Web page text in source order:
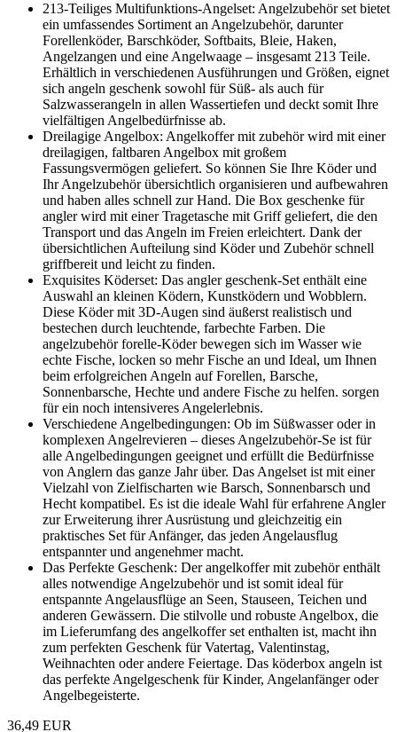
213-Teiliges Multifunktions-Angelset: Angelzubehör set bietet
ein umfassendes Sortiment an Angelzubehör, darunter
Forellenköder, Barschköder, Softbaits, Bleie, Haken,
Angelzangen und eine Angelwaage – insgesamt 213 Teile.
Erhältlich in verschiedenen Ausführungen und Größen, eignet
sich angeln geschenk sowohl für Süß- als auch für
Salzwasserangeln in allen Wassertiefen und deckt somit Ihre
vielfältigen Angelbedürfnisse ab.
Dreilagige Angelbox: Angelkoffer mit zubehör wird mit einer
dreilagigen, faltbaren Angelbox mit großem
Fassungsvermögen geliefert. So können Sie Ihre Köder und
Ihr Angelzubehör übersichtlich organisieren und aufbewahren
und haben alles schnell zur Hand. Die Box geschenke für
angler wird mit einer Tragetasche mit Griff geliefert, die den
Transport und das Angeln im Freien erleichtert. Dank der
übersichtlichen Aufteilung sind Köder und Zubehör schnell
griffbereit und leicht zu finden.
Exquisites Köderset: Das angler geschenk-Set enthält eine
Auswahl an kleinen Ködern, Kunstködern und Wobblern.
Diese Köder mit 3D-Augen sind äußerst realistisch und
bestechen durch leuchtende, farbechte Farben. Die
angelzubehör forelle-Köder bewegen sich im Wasser wie
echte Fische, locken so mehr Fische an und Ideal, um Ihnen
beim erfolgreichen Angeln auf Forellen, Barsche,
Sonnenbarsche, Hechte und andere Fische zu helfen. sorgen
für ein noch intensiveres Angelerlebnis.
Verschiedene Angelbedingungen: Ob im Süßwasser oder in
komplexen Angelrevieren – dieses Angelzubehör-Se ist für
alle Angelbedingungen geeignet und erfüllt die Bedürfnisse
von Anglern das ganze Jahr über. Das Angelset ist mit einer
Vielzahl von Zielfischarten wie Barsch, Sonnenbarsch und
Hecht kompatibel. Es ist die ideale Wahl für erfahrene Angler
zur Erweiterung ihrer Ausrüstung und gleichzeitig ein
praktisches Set für Anfänger, das jeden Angelausflug
entspannter und angenehmer macht.
Das Perfekte Geschenk: Der angelkoffer mit zubehör enthält
alles notwendige Angelzubehör und ist somit ideal für
entspannte Angelausflüge an Seen, Stauseen, Teichen und
anderen Gewässern. Die stilvolle und robuste Angelbox, die
im Lieferumfang des angelkoffer set enthalten ist, macht ihn
zum perfekten Geschenk für Vatertag, Valentinstag,
Weihnachten oder andere Feiertage. Das köderbox angeln ist
das perfekte Angelgeschenk für Kinder, Angelanfänger oder
Angelbegeisterte.
36,49 EUR